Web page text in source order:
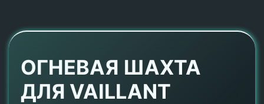
ОГНЕВАЯ ШАХТА
ДЛЯ VAILLANT